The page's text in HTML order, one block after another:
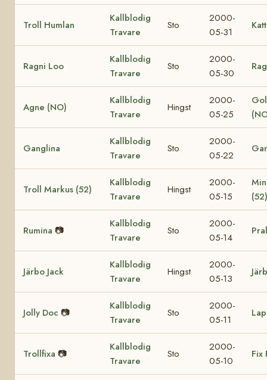
Troll Humlan
Kallblodig
Travare
Sto
2000-
05-31
Ragni Loo
Kallblodig
Travare
Sto
2000-
05-30
Agne (NO)
Kallblodig
Travare
Hingst
2000-
05-25
Ganglina
Kallblodig
Travare
Sto
2000-
05-22
Troll Markus (52)
Kallblodig
Travare
Hingst
2000-
05-15
(52)
Rumina 📷
Kallblodig
Travare
Sto
2000-
05-14
Järbo Jack
Kallblodig
Travare
Hingst
2000-
05-13
Jolly Doc 📷
Kallblodig
Travare
Sto
2000-
05-11
Trollfixa 📷
Kallblodig
Travare
Sto
2000-
05-10
Fix